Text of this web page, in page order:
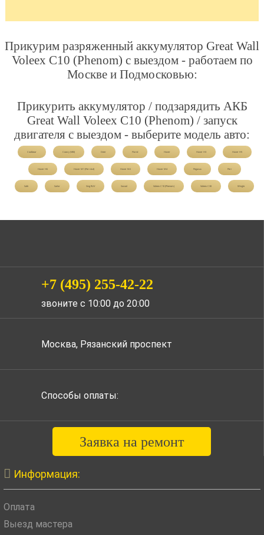
Прикурим разряженный аккумулятор Great Wall
Voleex C10 (Phenom) с выездом - работаем по
Москве и Подмосковью:
Прикурить аккумулятор / подзарядить АКБ
Great Wall Voleex C10 (Phenom) / запуск
двигателя с выездом - выберите модель авто:
Coolbear Cowry (V80) Deer Florid Hover Hover H3 Hover H5
Hover H6 Hover M1 (Peri 4x4) Hover M2 Hover M4 Pegasus Peri
Safe Sailor Sing RUV Socool Voleex C10 (Phenom) Voleex C30 Wingle
+7 (495) 255-42-22
звоните с 10:00 до 20:00
Москва, Рязанский проспект
Способы оплаты:
Заявка на ремонт
 Информация:
Оплата
Выезд мастера